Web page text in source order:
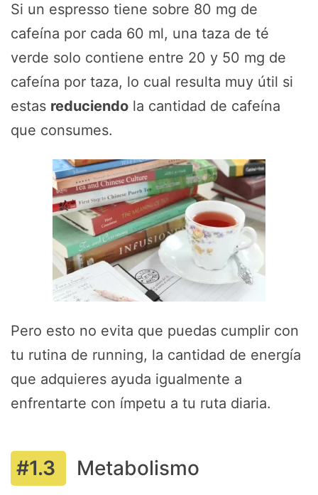
Si un espresso tiene sobre 80 mg de
cafeína por cada 60 ml, una taza de té
verde solo contiene entre 20 y 50 mg de
cafeína por taza, lo cual resulta muy útil si
estas reduciendo la cantidad de cafeína
que consumes.
Pero esto no evita que puedas cumplir con
tu rutina de running, la cantidad de energía
que adquieres ayuda igualmente a
enfrentarte con ímpetu a tu ruta diaria.
Metabolismo